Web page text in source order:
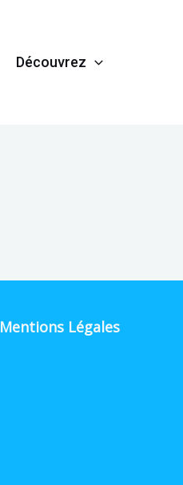
Découvrez
Mentions Légales